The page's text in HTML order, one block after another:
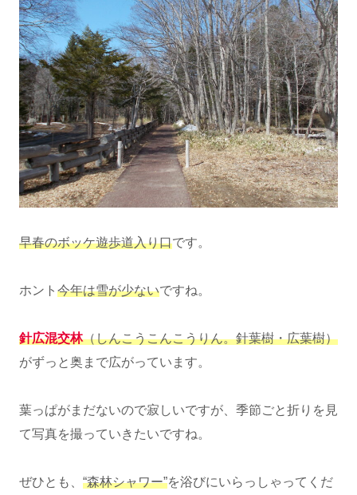
早春のボッケ遊歩道入り口です。
ホント 今年は雪が少ないですね。
針広混交林（しんこうこんこうりん。針葉樹・広葉樹）
がずっと奥まで広がっています。
葉っぱがまだないので寂しいですが、季節ごと折りを見
て写真を撮っていきたいですね。
ぜひとも、 “森林シャワー”を浴びにいらっしゃってくだ